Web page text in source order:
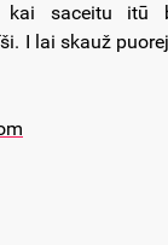
kai saceitu itū
I lai skauž